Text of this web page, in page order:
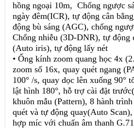
hồng ngoại 10m, Chống ngược
ngày đêm(ICR), tự động cân
động bù sáng (AGC), chống
Chống nhiễu (3D-DNR), tự động
(Auto iris), tự động lấy nét
• Ống kính zoom quang học 4x
zoom số 16x, quay quét ngang
100° /s, quay dọc lên xuống 90°
lật hình 180°, hỗ trợ cài đặt
khuôn mẫu (Pattern), 8 hành
quét và tự động quay(Auto
hợp míc với chuẩn âm thanh